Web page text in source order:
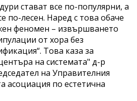
стават все по-популярни, а
по-лесен. Наред с това обаче
феномен – извършването
от хора без
Това каза за
на системата" д-р
на Управителния
асоциация по естетична